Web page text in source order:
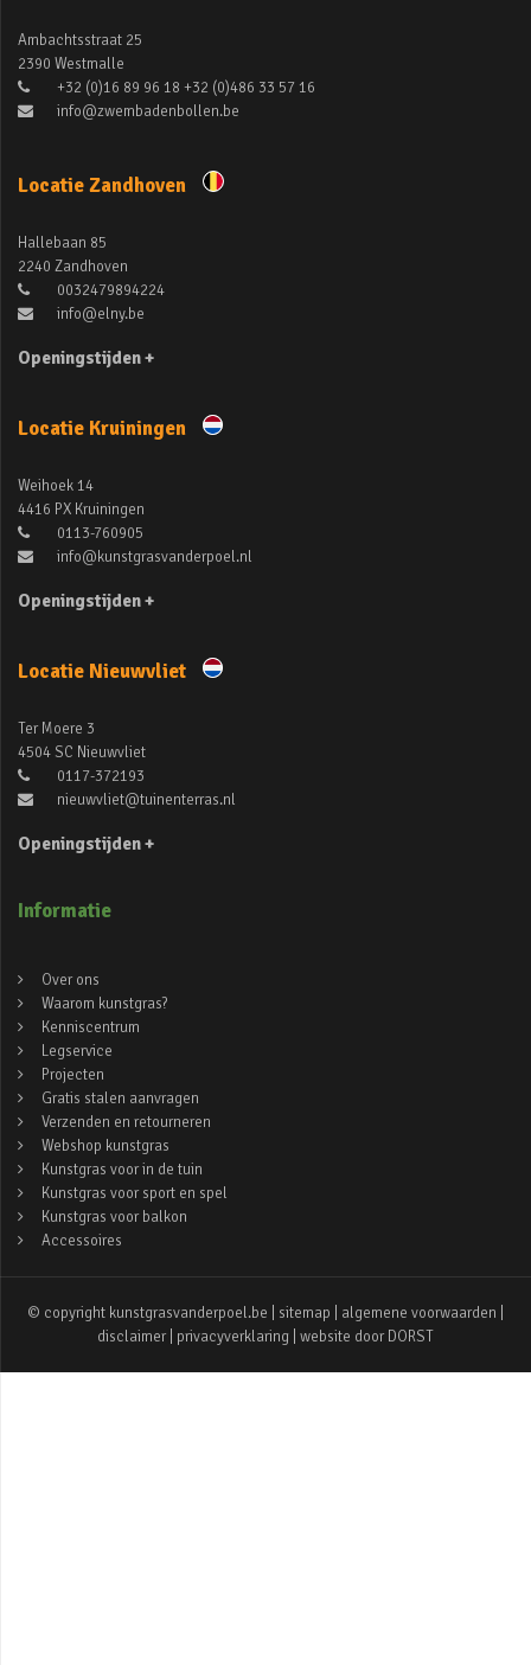
Ambachtsstraat 25
2390 Westmalle
+32 (0)16 89 96 18 +32 (0)486 33 57 16
info@zwembadenbollen.be
Locatie Zandhoven
Hallebaan 85
2240 Zandhoven
0032479894224
info@elny.be
Openingstijden +
Locatie Kruiningen
Weihoek 14
4416 PX Kruiningen
0113-760905
info@kunstgrasvanderpoel.nl
Openingstijden +
Locatie Nieuwvliet
Ter Moere 3
4504 SC Nieuwvliet
0117-372193
nieuwvliet@tuinenterras.nl
Openingstijden +
Informatie
Over ons
Waarom kunstgras?
Kenniscentrum
Legservice
Projecten
Gratis stalen aanvragen
Verzenden en retourneren
Webshop kunstgras
Kunstgras voor in de tuin
Kunstgras voor sport en spel
Kunstgras voor balkon
Accessoires
© copyright kunstgrasvanderpoel.be | sitemap algemene voorwaarden
disclaimer
privacyverklaring | website door DORST